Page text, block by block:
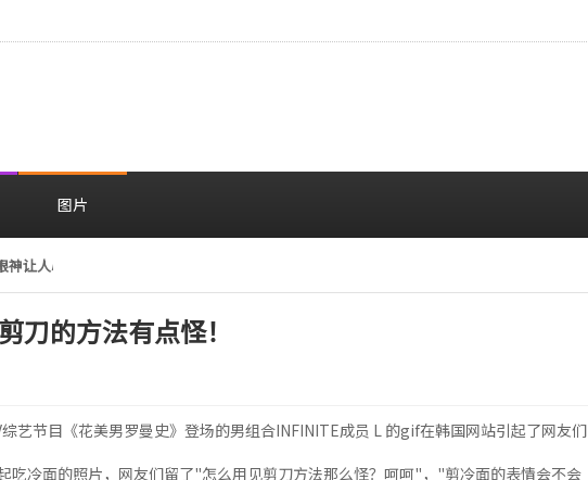
图片
神让人心动，美貌闪耀……安宥真，就算瞪着看也很漂亮呢
刀的方法有点怪！
艺节目《花美男罗曼史》登场的男组合INFINITE成员 L 的gif在韩国网站引起了网友们
吃冷面的照片，网友们留了"怎么用见剪刀方法那么怪？呵呵"，"剪冷面的表情会不会